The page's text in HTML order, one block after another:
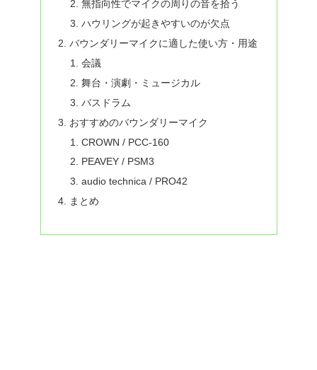
無指向性でマイクの周りの音を拾う
ハウリングが起きやすいのが欠点
バウンダリーマイクに適した使い方・用途
会議
舞台・演劇・ミュージカル
バスドラム
おすすめのバウンダリーマイク
CROWN / PCC-160
PEAVEY / PSM3
audio technica / PRO42
まとめ